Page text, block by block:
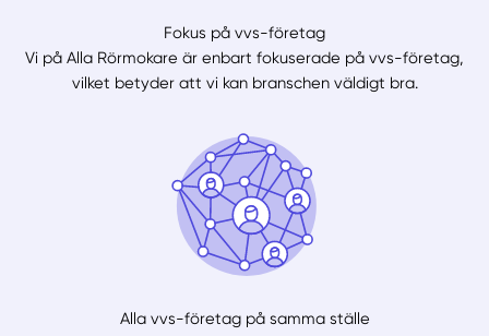
Fokus på vvs-företag
Vi på Alla Rörmokare är enbart fokuserade på vvs-företag,
vilket betyder att vi kan branschen väldigt bra.
Alla vvs-företag på samma ställe